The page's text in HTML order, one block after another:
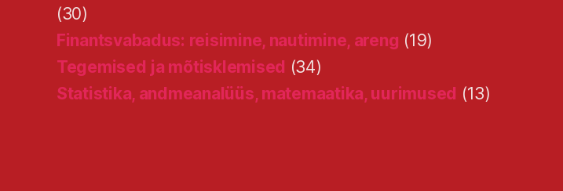
(30)
Finantsvabadus: reisimine, nautimine, areng (19)
Tegemised ja mõtisklemised (34)
Statistika, andmeanalüüs, matemaatika, uurimused (13)